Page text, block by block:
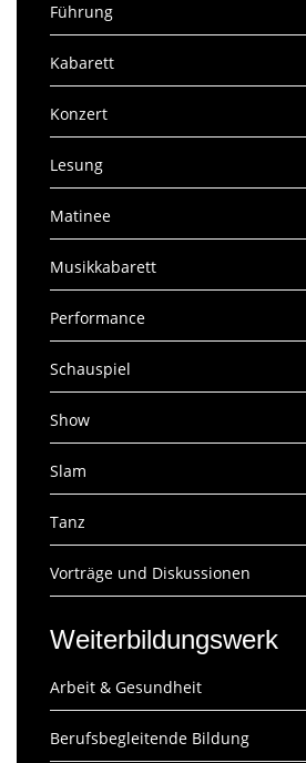
Führung
Kabarett
Konzert
Lesung
Matinee
Musikkabarett
Performance
Schauspiel
Show
Slam
Tanz
Vorträge und Diskussionen
Weiterbildungswerk
Arbeit & Gesundheit
Berufsbegleitende Bildung